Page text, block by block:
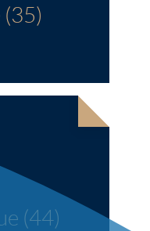
(44)